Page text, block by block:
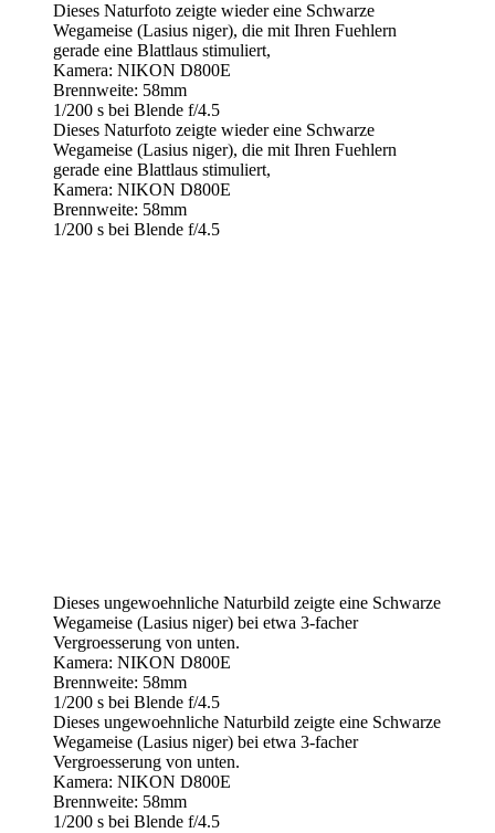
Dieses Naturfoto zeigte wieder eine Schwarze
Wegameise (Lasius niger), die mit Ihren Fuehlern
gerade eine Blattlaus stimuliert,
Kamera: NIKON D800E
Brennweite: 58mm
1/200 s bei Blende f/4.5
Dieses Naturfoto zeigte wieder eine Schwarze
Wegameise (Lasius niger), die mit Ihren Fuehlern
gerade eine Blattlaus stimuliert,
Kamera: NIKON D800E
Brennweite: 58mm
1/200 s bei Blende f/4.5
Dieses ungewoehnliche Naturbild zeigte eine Schwarze
Wegameise (Lasius niger) bei etwa 3-facher
Vergroesserung von unten.
Kamera: NIKON D800E
Brennweite: 58mm
1/200 s bei Blende f/4.5
Dieses ungewoehnliche Naturbild zeigte eine Schwarze
Wegameise (Lasius niger) bei etwa 3-facher
Vergroesserung von unten.
Kamera: NIKON D800E
Brennweite: 58mm
1/200 s bei Blende f/4.5